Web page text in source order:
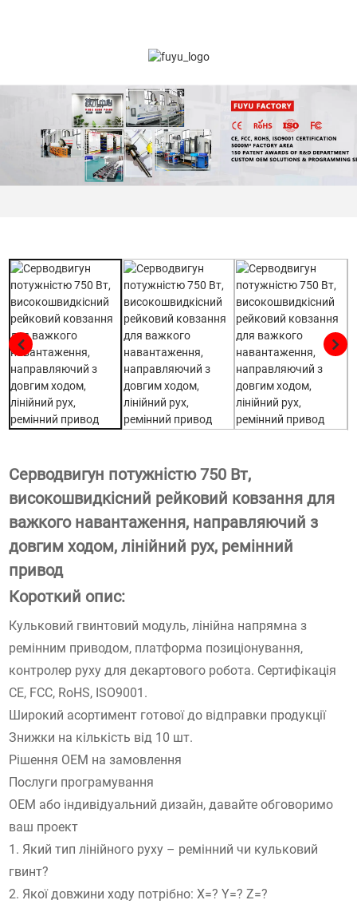
Серводвигун потужністю 750 Вт,
високошвидкісний рейковий ковзання для
важкого навантаження, направляючий з
довгим ходом, лінійний рух, ремінний
привод
Короткий опис:
Кульковий гвинтовий модуль, лінійна напрямна з
ремінним приводом, платформа позиціонування,
контролер руху для декартового робота. Сертифікація
CE, FCC, RoHS, ISO9001.
Широкий асортимент готової до відправки продукції
Знижки на кількість від 10 шт.
Рішення OEM на замовлення
Послуги програмування
OEM або індивідуальний дизайн, давайте обговоримо
ваш проект
1. Який тип лінійного руху – ремінний чи кульковий
гвинт?
2. Якої довжини ходу потрібно: X=? Y=? Z=?